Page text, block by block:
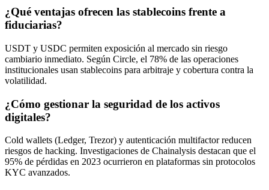
¿Qué ventajas ofrecen las stablecoins frente a
fiduciarias?
USDT y USDC permiten exposición al mercado sin riesgo
cambiario inmediato. Según Circle, el 78% de las operaciones
institucionales usan stablecoins para arbitraje y cobertura contra la
volatilidad.
¿Cómo gestionar la seguridad de los activos
digitales?
Cold wallets (Ledger, Trezor) y autenticación multifactor reducen
riesgos de hacking. Investigaciones de Chainalysis destacan que el
95% de pérdidas en 2023 ocurrieron en plataformas sin protocolos
KYC avanzados.